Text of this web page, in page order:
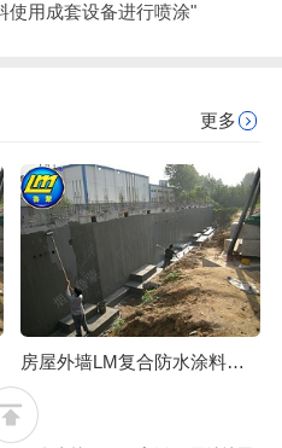
使用成套设备进行喷涂"
更多
房屋外墙LM复合防水涂料修缮施工步骤